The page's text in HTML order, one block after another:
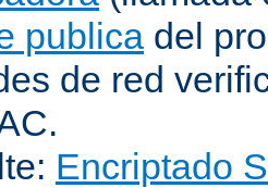
publica del
de red
Encriptado